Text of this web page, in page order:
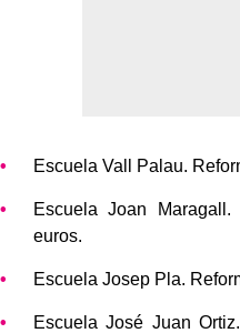
Escuela Vall Palau.
Escuela Joan
euros.
Escuela Josep Pla.
Escuela José Juan